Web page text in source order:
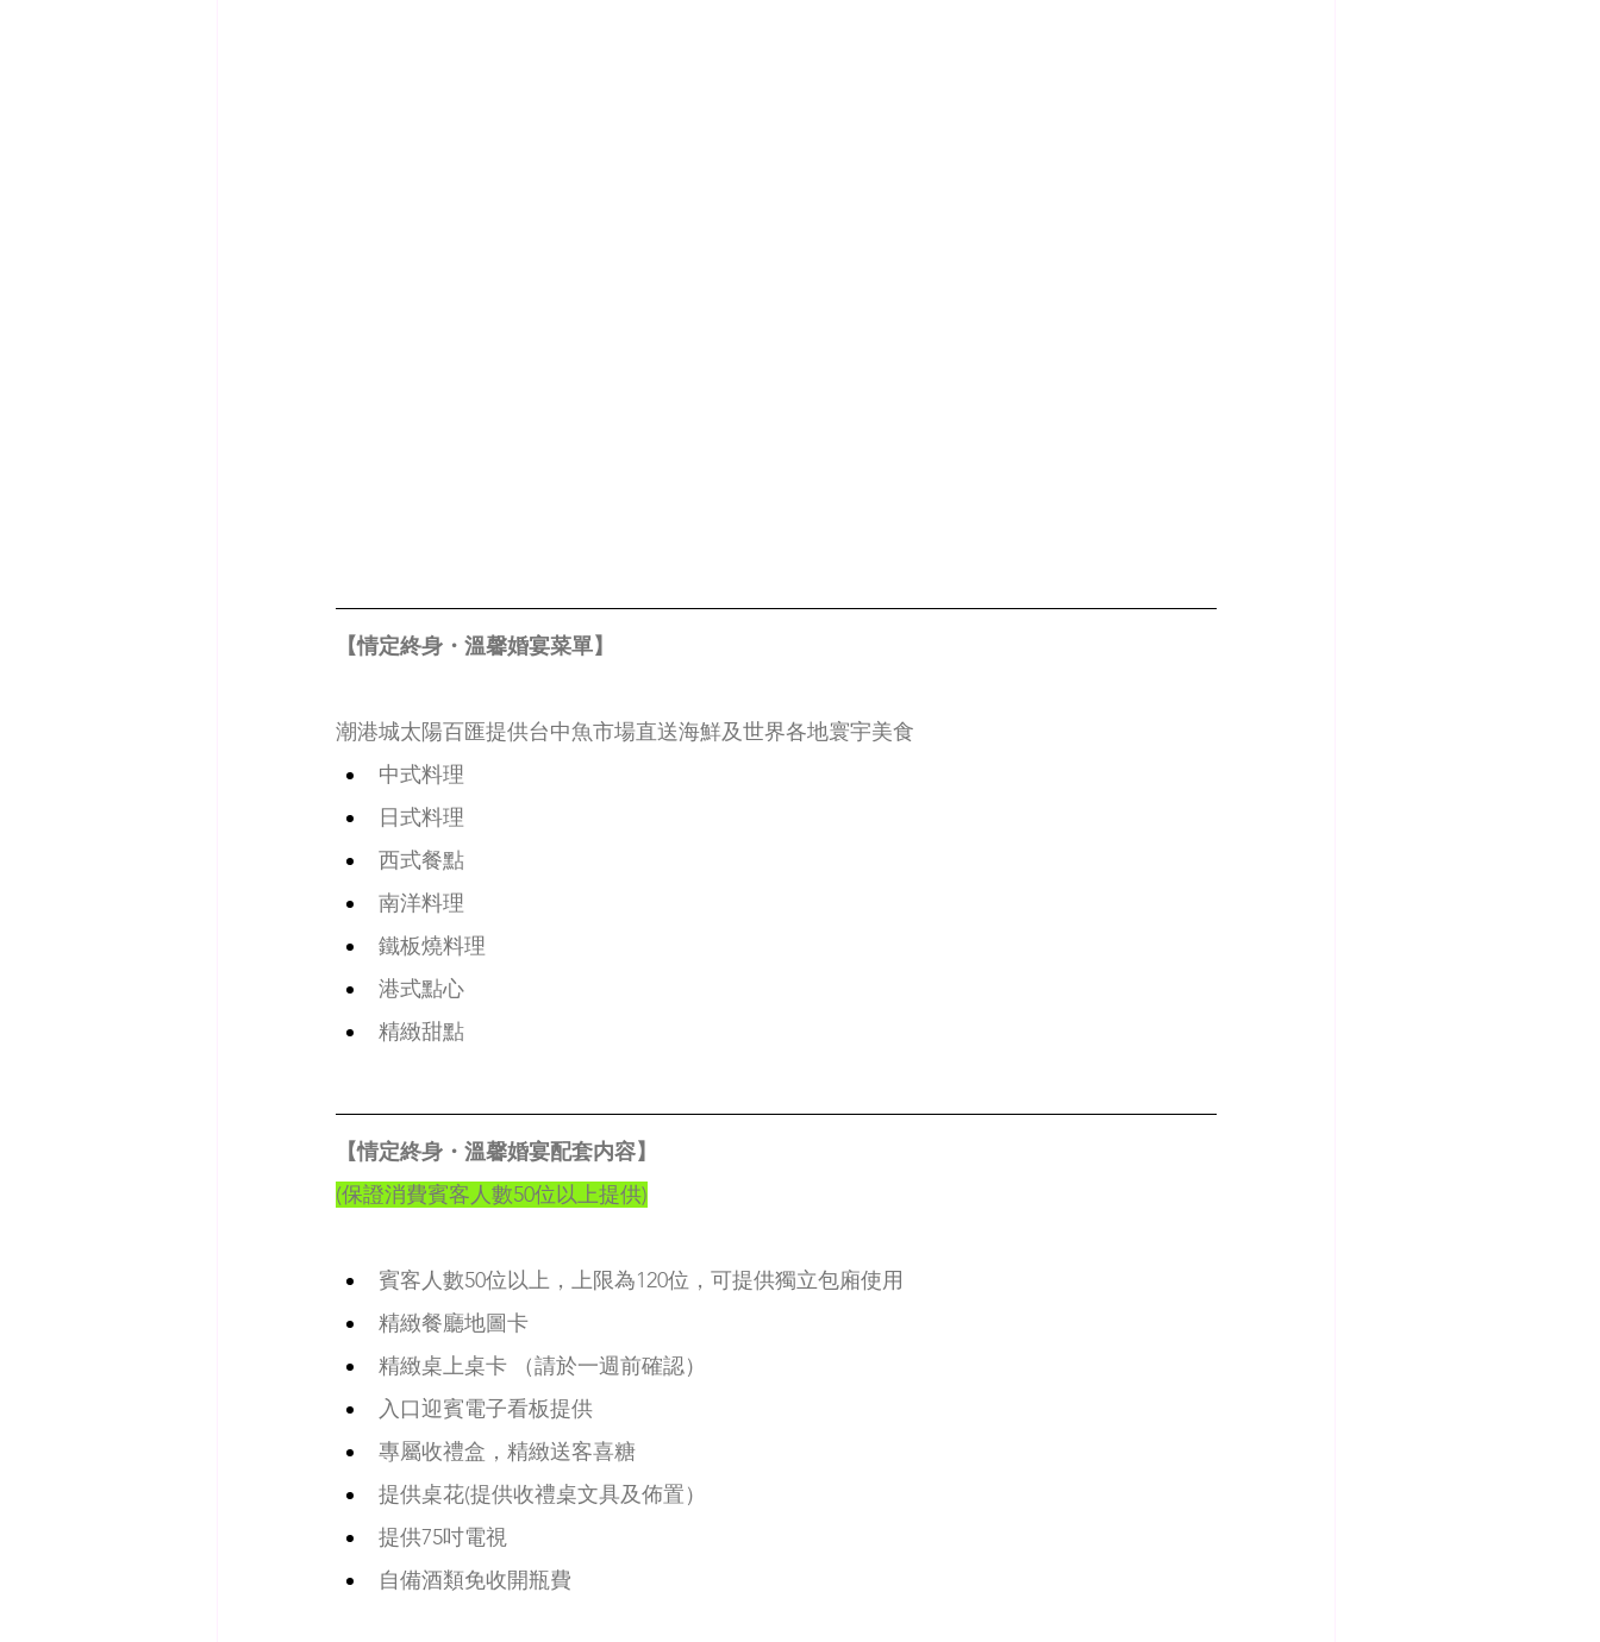
【情定終身・溫馨婚宴菜單】
潮港城太陽百匯提供台中魚市場直送海鮮及世界各地寰宇美食
中式料理
日式料理
西式餐點
南洋料理
鐵板燒料理
港式點心
精緻甜點
【情定終身・溫馨婚宴配套内容】
(保證消費賓客人數50位以上提供)
賓客人數50位以上，上限為120位，可提供獨立包廂使用
精緻餐廳地圖卡
精緻桌上桌卡 （請於一週前確認）
入口迎賓電子看板提供
專屬收禮盒，精緻送客喜糖
提供桌花(提供收禮桌文具及佈置）
提供75吋電視
自備酒類免收開瓶費